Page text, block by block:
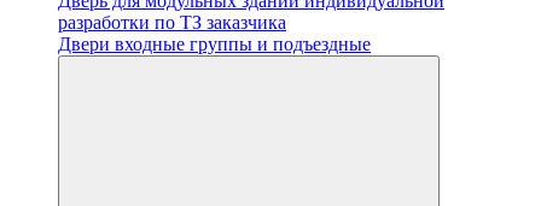
разработки по ТЗ заказчика
Двери входные группы и подъездные